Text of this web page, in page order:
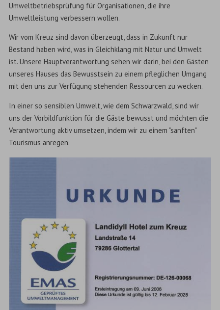
Umweltbetriebsprüfung für Organisationen, die ihre
Umweltleistung verbessern wollen.
Wir vom Kreuz sind davon überzeugt, dass in Zukunft nur
Bestand haben wird, was in Gleichklang mit Natur und Umwelt
ist. Unsere Hauptverantwortung sehen wir darin, bei den Gästen
unseres Hauses das Bewusstsein zu einem pfleglichen Umgang
mit den uns zur Verfügung stehenden Ressourcen zu wecken.
In einer so sensiblen Umwelt, wie dem Schwarzwald, sind wir
uns der Vorbildfunktion für die Gäste bewusst und möchten die
Verantwortung aktiv umsetzen, indem wir zu einem "sanften"
Tourismus anregen.